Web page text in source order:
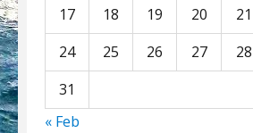
17
18 19 20 21
24
25 26 27 28
31
« Feb